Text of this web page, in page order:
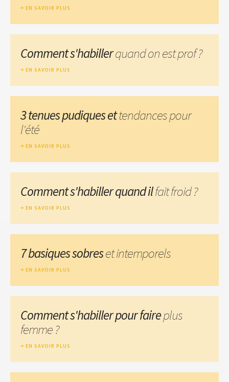
EN SAVOIR PLUS
Comment s'habillerquand on est prof ?
EN SAVOIR PLUS
3 tenues pudiques ettendances pour
l'été
EN SAVOIR PLUS
Comment s'habiller quand ilfait froid ?
EN SAVOIR PLUS
7 basiques sobreset intemporels
EN SAVOIR PLUS
Comment s'habiller pour faireplus
femme ?
EN SAVOIR PLUS